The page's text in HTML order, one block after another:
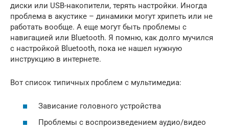
диски или USB-накопители, терять настройки. Иногда
проблема в акустике – динамики могут хрипеть или не
работать вообще. А еще могут быть проблемы с
навигацией или Bluetooth. Я помню, как долго мучился
с настройкой Bluetooth, пока не нашел нужную
инструкцию в интернете.
Вот список типичных проблем с мультимедиа:
Зависание головного устройства
Проблемы с воспроизведением аудио/видео